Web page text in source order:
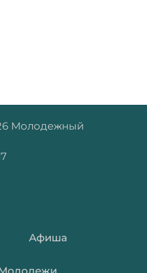
Молодежный
Афиша